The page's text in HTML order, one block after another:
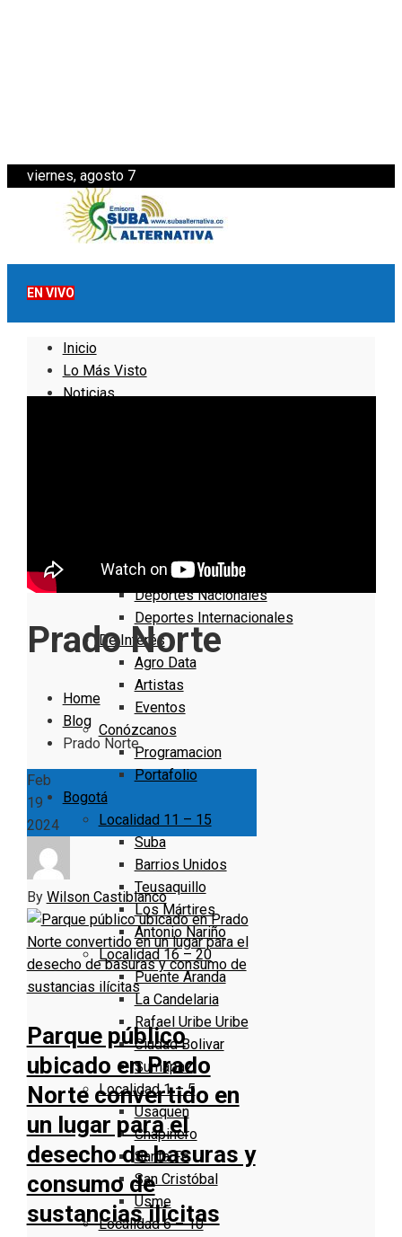
viernes, agosto 7
EN VIVO
Inicio
Lo Más Visto
Noticias
Deportes Locales
Deportes Nacionales
Deportes Internacionales
De Interés
Agro Data
Artistas
Eventos
Conózcanos
Programacion
Portafolio
Bogotá
Localidad 11 – 15
Suba
Barrios Unidos
Teusaquillo
Los Mártires
Antonio Nariño
Localidad 16 – 20
Puente Aranda
La Candelaria
Rafael Uribe Uribe
Ciudad Bolivar
Sumapaz
Localidad 1 – 5
Usaquen
Chapinero
Santa Fe
San Cristóbal
Usme
Localidad 6 – 10
Prado Norte
Home
Blog
Prado Norte
Feb
19
2024
By Wilson Castiblanco
Parque público
ubicado en Prado
Norte convertido en
un lugar para el
desecho de basuras y
consumo de
sustancias ilícitas